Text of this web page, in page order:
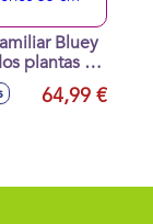
Bluey
plantas y
64,99 €